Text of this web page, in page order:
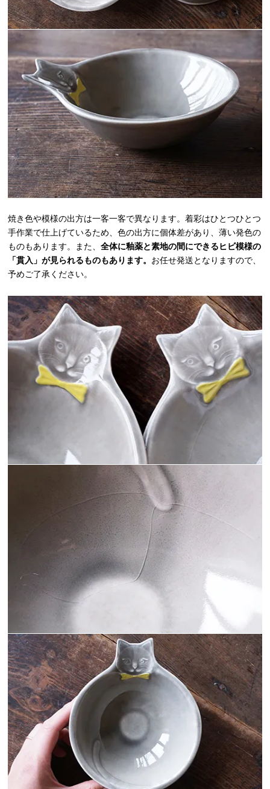
焼き色や模様の出方は一客一客で異なります。着彩はひとつひとつ
手作業で仕上げているため、色の出方に個体差があり、薄い発色の
ものもあります。また、全体に釉薬と素地の間にできるヒビ模様の
「貫入」が見られるものもあります。 お任せ発送となりますので、
予めご了承ください。